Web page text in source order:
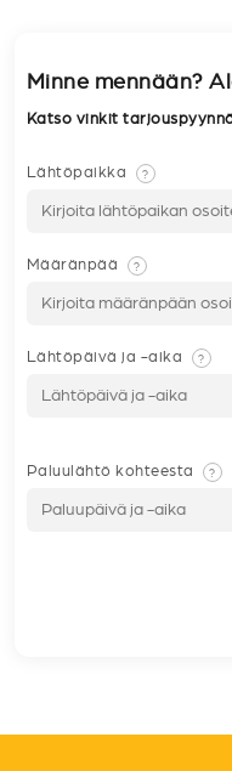
Minne mennään?
Katso vinkit
Lähtöpaikka ?
Määränpää ?
Lähtöpäivä ja -aika ?
Paluulähtö kohteesta ?